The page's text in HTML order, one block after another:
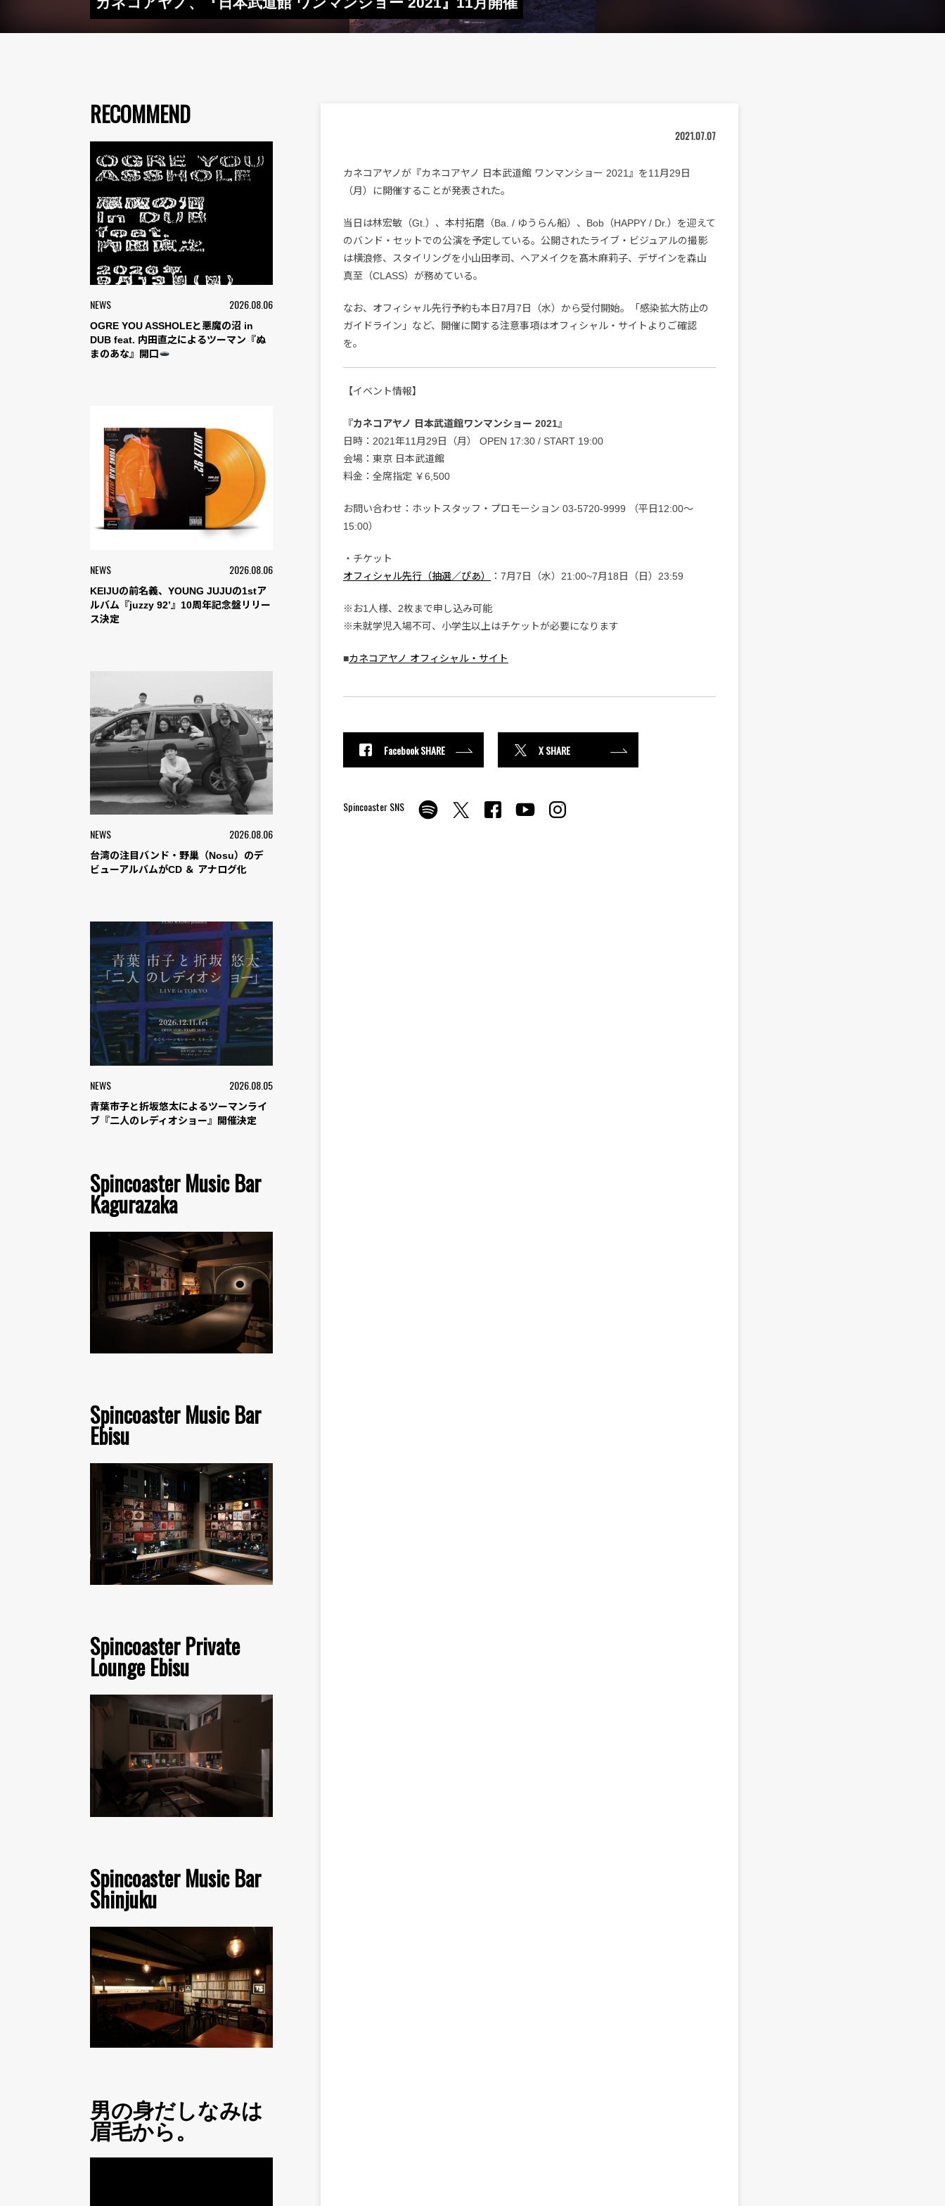
RECOMMEND
NEWS 2026.08.06
OGRE YOU ASSHOLEと悪魔の沼 in
DUB feat. 内田直之によるツーマン『ぬ
まのあな』開口
NEWS 2026.08.06
KEIJUの前名義、YOUNG JUJUの1stア
ルバム『juzzy 92’』10周年記念盤リリー
ス決定
NEWS 2026.08.06
台湾の注目バンド・野巢（Nosu）のデ
ビューアルバムがCD ＆ アナログ化
NEWS 2026.08.05
青葉市子と折坂悠太によるツーマンライ
ブ『二人のレディオショー』開催決定
Spincoaster Music Bar
Kagurazaka
Spincoaster Music Bar
Ebisu
Spincoaster Private
Lounge Ebisu
Spincoaster Music Bar
Shinjuku
男の身だしなみは
眉毛から。
2021.07.07
カネコアヤノが『カネコアヤノ 日本武道館 ワンマンショー 2021』を11月29日
（月）に開催することが発表された。
当日は林宏敏（Gt.）、本村拓磨（Ba. / ゆうらん船）、Bob（HAPPY / Dr.）を迎えて
のバンド・セットでの公演を予定している。公開されたライブ・ビジュアルの撮影
は横浪修、スタイリングを小山田孝司、ヘアメイクを髙木麻莉子、デザインを森山
真至（CLASS）が務めている。
なお、オフィシャル先行予約も本日7月7日（水）から受付開始。「感染拡大防止の
ガイドライン」など、開催に関する注意事項はオフィシャル・サイトよりご確認
を。
【イベント情報】
『カネコアヤノ 日本武道館ワンマンショー 2021』
日時：2021年11月29日（月） OPEN 17:30 / START 19:00
会場：東京 日本武道館
料金：全席指定 ￥6,500
お問い合わせ：ホットスタッフ・プロモーション 03-5720-9999 （平日12:00〜
15:00）
・チケット
オフィシャル先行（抽選／ぴあ）
：7月7日（水）21:00~7月18日（⽇）23:59
※お1人様、2枚まで申し込み可能
※未就学児入場不可、小学生以上はチケットが必要になります
■カネコアヤノ オフィシャル・サイト
Facebook SHARE X SHARE
Spincoaster SNS